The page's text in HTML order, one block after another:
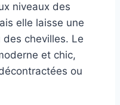
niveaux des
elle laisse une
chevilles. Le
et chic,
ou